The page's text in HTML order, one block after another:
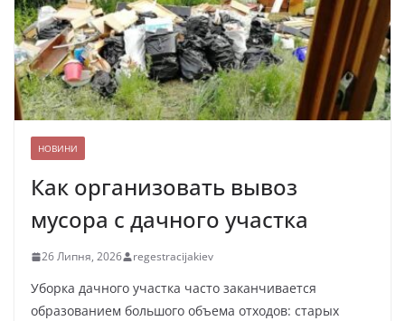
НОВИНИ
Как организовать вывоз
мусора с дачного участка
26 Липня, 2026 regestracijakiev
Уборка дачного участка часто заканчивается
образованием большого объема отходов: старых